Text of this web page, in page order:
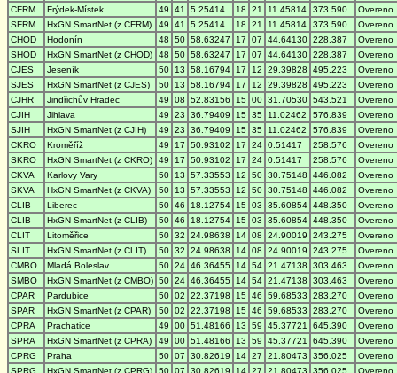
CFRM
Frýdek-Místek 49 41 5.25414 18 21 11.45814 373.590
Overeno
SFRM
HxGN SmartNet (z CFRM) 49 41 5.25414 18 21 11.45814 373.590
Overeno
CHOD
Hodonín 48 50 58.63247 17 07 44.64130 228.387
Overeno
SHOD
HxGN SmartNet (z CHOD) 48 50 58.63247 17 07 44.64130 228.387
Overeno
CJES
Jeseník 50 13 58.16794 17 12 29.39828 495.223
Overeno
SJES
HxGN SmartNet (z CJES) 50 13 58.16794 17 12 29.39828 495.223
Overeno
CJHR
Jindřichův Hradec 49 08 52.83156 15 00 31.70530 543.521
Overeno
CJIH
Jihlava 49 23 36.79409 15 35 11.02462 576.839
Overeno
SJIH
HxGN SmartNet (z CJIH) 49 23 36.79409 15 35 11.02462 576.839
Overeno
CKRO
Kroměříž 49 17 50.93102 17 24 0.51417 258.576
Overeno
SKRO
HxGN SmartNet (z CKRO) 49 17 50.93102 17 24 0.51417 258.576
Overeno
CKVA
Karlovy Vary 50 13 57.33553 12 50 30.75148 446.082
Overeno
SKVA
HxGN SmartNet (z CKVA) 50 13 57.33553 12 50 30.75148 446.082
Overeno
CLIB
Liberec 50 46 18.12754 15 03 35.60854 448.350
Overeno
CLIB
HxGN SmartNet (z CLIB) 50 46 18.12754 15 03 35.60854 448.350
Overeno
CLIT
Litoměřice 50 32 24.98638 14 08 24.90019 243.275
Overeno
SLIT
HxGN SmartNet (z CLIT) 50 32 24.98638 14 08 24.90019 243.275
Overeno
CMBO
Mladá Boleslav 50 24 46.36455 14 54 21.47138 303.463
Overeno
SMBO
HxGN SmartNet (z CMBO) 50 24 46.36455 14 54 21.47138 303.463
Overeno
CPAR
Pardubice 50 02 22.37198 15 46 59.68533 283.270
Overeno
SPAR
HxGN SmartNet (z CPAR) 50 02 22.37198 15 46 59.68533 283.270
Overeno
CPRA
Prachatice 49 00 51.48166 13 59 45.37721 645.390
Overeno
SPRA
HxGN SmartNet (z CPRA) 49 00 51.48166 13 59 45.37721 645.390
Overeno
CPRG
Praha 50 07 30.82619 14 27 21.80473 356.025
Overeno
SPRG
HxGN SmartNet (z CPRG) 50 07 30.82619 14 27 21.80473 356.025
Overeno